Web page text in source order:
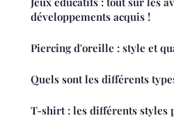
développements acquis !
Piercing d'oreille : style et
Quels sont les différents
T-shirt : les différents styles